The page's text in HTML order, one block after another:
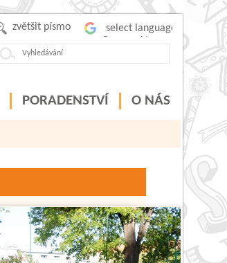
zvětšit písmo
PORADENSTVÍ O NÁS